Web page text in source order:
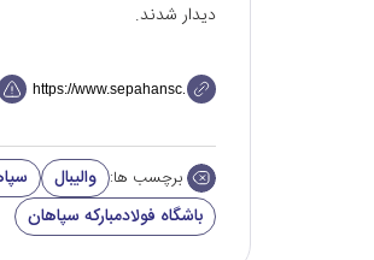
دیدار شدند.
برچسب ها: والیبال
باشگاه فولادمبارکه سپاهان